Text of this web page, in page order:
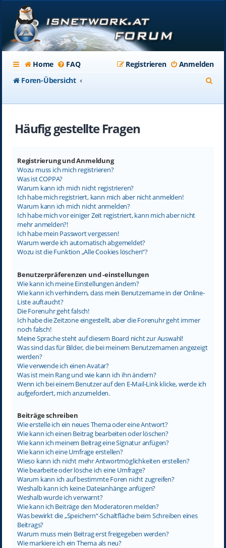
Home FAQ Anmelden
Registrieren
Foren-Übersicht
Häufig gestellte Fragen
Registrierung und Anmeldung
Wozu muss ich mich registrieren?
Was ist COPPA?
Warum kann ich mich nicht registrieren?
Ich habe mich registriert, kann mich aber nicht anmelden!
Warum kann ich mich nicht anmelden?
Ich habe mich vor einiger Zeit registriert, kann mich aber nicht
mehr anmelden?!
Ich habe mein Passwort vergessen!
Warum werde ich automatisch abgemeldet?
Wozu ist die Funktion „Alle Cookies löschen“?
Benutzerpräferenzen und -einstellungen
Wie kann ich meine Einstellungen ändern?
Wie kann ich verhindern, dass mein Benutzername in der Online-
Liste auftaucht?
Die Forenuhr geht falsch!
Ich habe die Zeitzone eingestellt, aber die Forenuhr geht immer
noch falsch!
Meine Sprache steht auf diesem Board nicht zur Auswahl!
Was sind das für Bilder, die bei meinem Benutzernamen angezeigt
werden?
Wie verwende ich einen Avatar?
Was ist mein Rang und wie kann ich ihn ändern?
Wenn ich bei einem Benutzer auf den E-Mail-Link klicke, werde ich
aufgefordert, mich anzumelden.
Beiträge schreiben
Wie erstelle ich ein neues Thema oder eine Antwort?
Wie kann ich einen Beitrag bearbeiten oder löschen?
Wie kann ich meinem Beitrag eine Signatur anfügen?
Wie kann ich eine Umfrage erstellen?
Wieso kann ich nicht mehr Antwortmöglichkeiten erstellen?
Wie bearbeite oder lösche ich eine Umfrage?
Warum kann ich auf bestimmte Foren nicht zugreifen?
Weshalb kann ich keine Dateianhänge anfügen?
Weshalb wurde ich verwarnt?
Wie kann ich Beiträge den Moderatoren melden?
Was bewirkt die „Speichern“-Schaltfläche beim Schreiben eines
Beitrags?
Warum muss mein Beitrag erst freigegeben werden?
Wie markiere ich ein Thema als neu?